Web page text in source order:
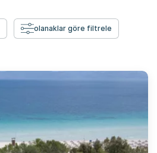
olanaklar göre filtrele